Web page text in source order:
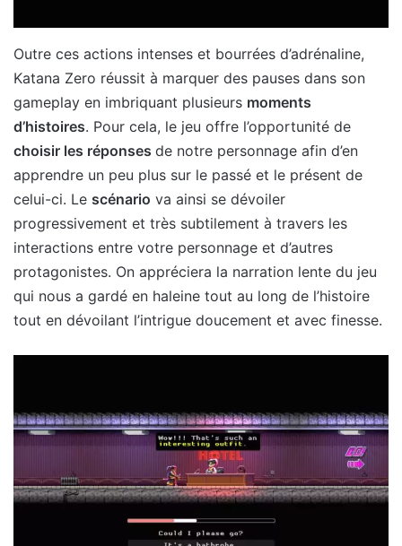
Outre ces actions intenses et bourrées d’adrénaline,
Katana Zero réussit à marquer des pauses dans son
gameplay en imbriquant plusieurs moments
d’histoires. Pour cela, le jeu offre l’opportunité de
choisir les réponses de notre personnage afin d’en
apprendre un peu plus sur le passé et le présent de
celui-ci. Le scénario va ainsi se dévoiler
progressivement et très subtilement à travers les
interactions entre votre personnage et d’autres
protagonistes. On appréciera la narration lente du jeu
qui nous a gardé en haleine tout au long de l’histoire
tout en dévoilant l’intrigue doucement et avec finesse.